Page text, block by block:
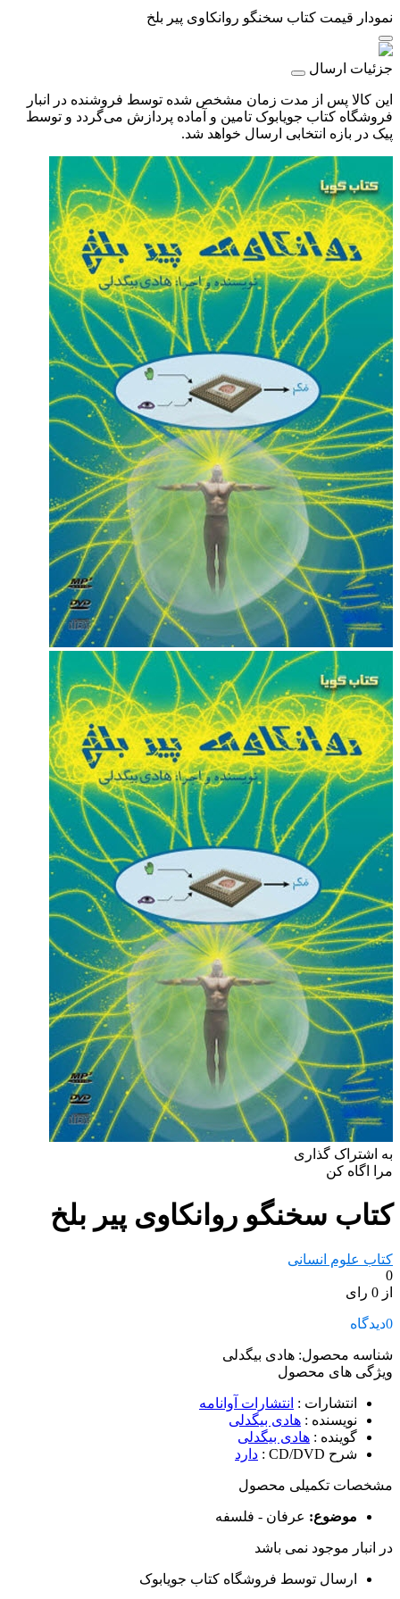
نمودار قیمت کتاب سخنگو روانکاوی پیر بلخ
جزئیات ارسال
این کالا پس از مدت زمان مشخص شده توسط فروشنده در انبار
فروشگاه کتاب جویابوک تامین و آماده پردازش می‌گردد و توسط
پیک در بازه انتخابی ارسال خواهد شد.
به اشتراک گذاری
مرا اگاه کن
کتاب سخنگو روانکاوی پیر بلخ
کتاب علوم انسانی
0
از 0 رای
0دیدگاه
شناسه محصول: هادی بیگدلی
ویژگی های محصول
انتشارات : انتشارات آوانامه
نویسنده : هادی بیگدلی
گوینده : هادی بیگدلی
شرح CD/DVD
: دارد
مشخصات تکمیلی محصول
موضوع: عرفان - فلسفه
در انبار موجود نمی باشد
ارسال توسط فروشگاه کتاب جویابوک